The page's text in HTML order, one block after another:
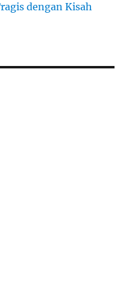
dengan Kisah